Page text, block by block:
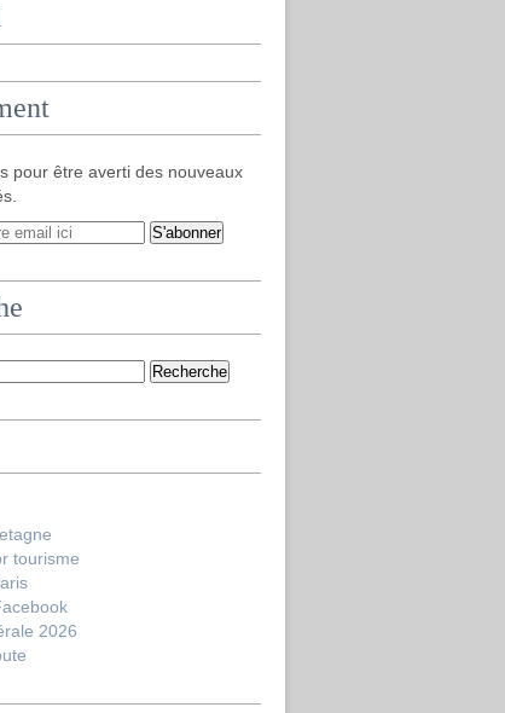
pour être averti des nouveaux
tourisme
2026